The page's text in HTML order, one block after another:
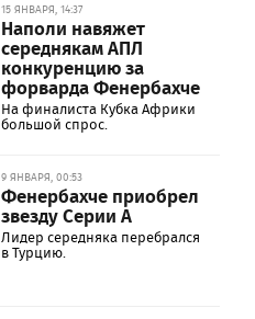
15 ЯНВАРЯ, 14:37
Наполи навяжет
середнякам АПЛ
конкуренцию за
форварда Фенербахче
На финалиста Кубка Африки
большой спрос.
9 ЯНВАРЯ, 00:53
Фенербахче приобрел
звезду Серии A
Лидер середняка перебрался
в Турцию.